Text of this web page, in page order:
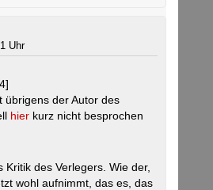
Uhr
übrigens der Autor des
hier kurz nicht besprochen
Kritik des Verlegers. Wie der,
wohl aufnimmt, das es, das